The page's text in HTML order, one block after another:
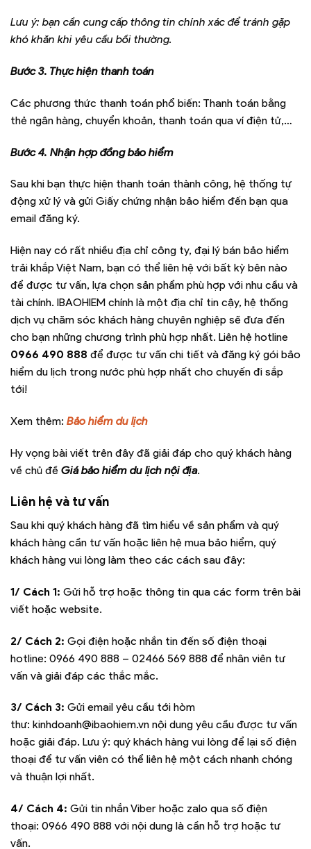
Lưu ý: bạn cần cung cấp thông tin chính xác để tránh gặp
khó khăn khi yêu cầu bồi thường.
Bước 3. Thực hiện thanh toán
Các phương thức thanh toán phổ biến: Thanh toán bằng
thẻ ngân hàng, chuyển khoản, thanh toán qua ví điện tử,…
Bước 4. Nhận hợp đồng bảo hiểm
Sau khi bạn thực hiện thanh toán thành công, hệ thống tự
động xử lý và gửi Giấy chứng nhận bảo hiểm đến bạn qua
email đăng ký.
Hiện nay có rất nhiều địa chỉ công ty, đại lý bán bảo hiểm
trải khắp Việt Nam, bạn có thể liên hệ với bất kỳ bên nào
để được tư vấn, lựa chọn sản phẩm phù hợp với nhu cầu và
tài chính. IBAOHIEM chính là một địa chỉ tin cậy, hệ thống
dịch vụ chăm sóc khách hàng chuyên nghiệp sẽ đưa đến
cho bạn những chương trình phù hợp nhất. Liên hệ hotline
0966 490 888 để được tư vấn chi tiết và đăng ký gói bảo
hiểm du lịch trong nước phù hợp nhất cho chuyến đi sắp
tới!
Xem thêm: Bảo hiểm du lịch
Hy vọng bài viết trên đây đã giải đáp cho quý khách hàng
về chủ đề Giá bảo hiểm du lịch nội địa.
Liên hệ và tư vấn
Sau khi quý khách hàng đã tìm hiểu về sản phẩm và quý
khách hàng cần tư vấn hoặc liên hệ mua bảo hiểm, quý
khách hàng vui lòng làm theo các cách sau đây:
1/ Cách 1: Gửi hỗ trợ hoặc thông tin qua các form trên bài
viết hoặc website.
2/ Cách 2: Gọi điện hoặc nhắn tin đến số điện thoại
hotline: 0966 490 888 – 02466 569 888 để nhân viên tư
vấn và giải đáp các thắc mắc.
3/ Cách 3: Gửi email yêu cầu tới hòm
thư: kinhdoanh@ibaohiem.vn nội dung yêu cầu được tư vấn
hoặc giải đáp. Lưu ý: quý khách hàng vui lòng để lại số điện
thoại để tư vấn viên có thể liên hệ một cách nhanh chóng
và thuận lợi nhất.
4/ Cách 4: Gửi tin nhắn Viber hoặc zalo qua số điện
thoại: 0966 490 888 với nội dung là cần hỗ trợ hoặc tư
vấn.